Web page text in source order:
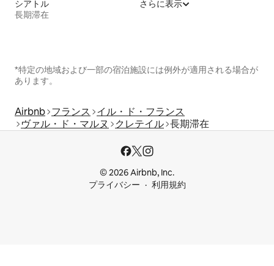
シアトル
長期滞在
さらに表示
*特定の地域および一部の宿泊施設には例外が適用される場合が
あります。
Airbnb フランス
イル・ド・フランス
ヴァル・ド・マルヌ
クレテイル 長期滞在
© 2026 Airbnb, Inc.
プライバシー
利用規約